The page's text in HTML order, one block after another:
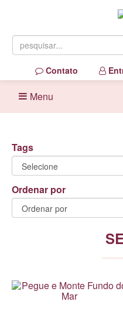
Contato
Menu
Tags
Ordenar por